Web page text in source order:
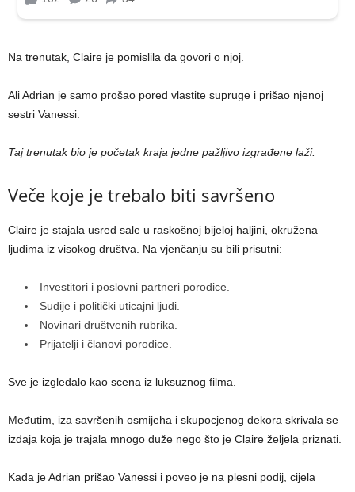
Na trenutak, Claire je pomislila da govori o njoj.
Ali Adrian je samo prošao pored vlastite supruge i prišao njenoj
sestri Vanessi.
Taj trenutak bio je početak kraja jedne pažljivo izgrađene laži.
Veče koje je trebalo biti savršeno
Claire je stajala usred sale u raskošnoj bijeloj haljini, okružena
ljudima iz visokog društva. Na vjenčanju su bili prisutni:
Investitori i poslovni partneri porodice.
Sudije i politički uticajni ljudi.
Novinari društvenih rubrika.
Prijatelji i članovi porodice.
Sve je izgledalo kao scena iz luksuznog filma.
Međutim, iza savršenih osmijeha i skupocjenog dekora skrivala se
izdaja koja je trajala mnogo duže nego što je Claire željela priznati.
Kada je Adrian prišao Vanessi i poveo je na plesni podij, cijela